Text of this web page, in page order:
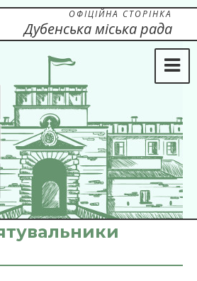
ОФІЦІЙНА СТОРІНКА
Дубенська міська рада